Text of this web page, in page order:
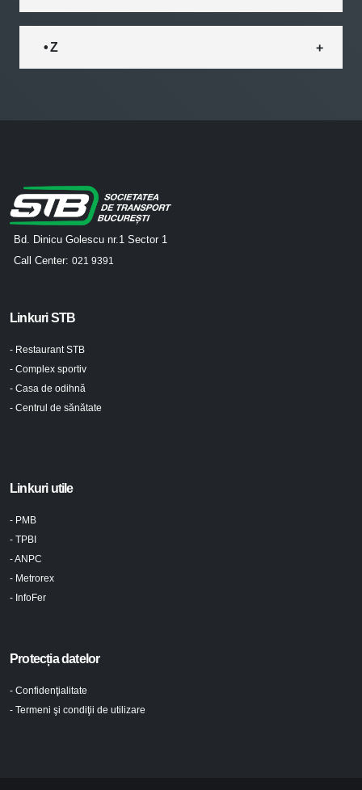
• Z
Bd. Dinicu Golescu nr.1 Sector 1
Call Center: 021 9391
Linkuri STB
- Restaurant STB
- Complex sportiv
- Casa de odihnă
- Centrul de sănătate
Linkuri utile
- PMB
- TPBI
- ANPC
- Metrorex
- InfoFer
Protecția datelor
- Confidenţialitate
- Termeni şi condiţii de utilizare